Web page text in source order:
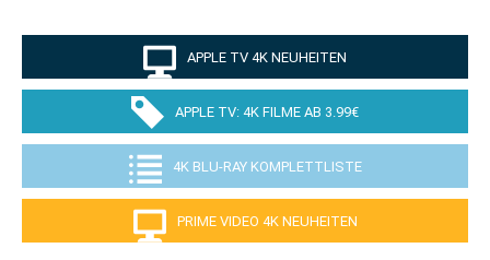
APPLE TV 4K NEUHEITEN
APPLE TV: 4K FILME AB 3.99€
4K BLU-RAY KOMPLETTLISTE
PRIME VIDEO 4K NEUHEITEN